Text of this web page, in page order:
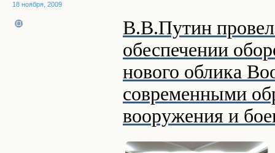
18 ноября, 2009
В.В.Путин
обеспечении
нового облика
современными
вооружения и